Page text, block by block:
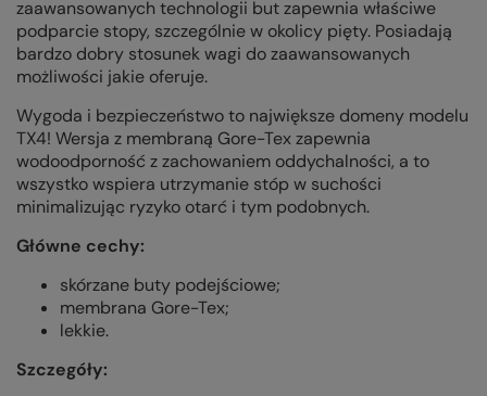
zaawansowanych technologii but zapewnia właściwe
podparcie stopy, szczególnie w okolicy pięty. Posiadają
bardzo dobry stosunek wagi do zaawansowanych
możliwości jakie oferuje.
Wygoda i bezpieczeństwo to największe domeny modelu
TX4! Wersja z membraną Gore-Tex zapewnia
wodoodporność z zachowaniem oddychalności, a to
wszystko wspiera utrzymanie stóp w suchości
minimalizując ryzyko otarć i tym podobnych.
Główne cechy:
skórzane buty podejściowe;
membrana Gore-Tex;
lekkie.
Szczegóły: